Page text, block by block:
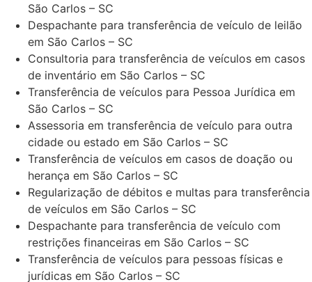
São Carlos – SC
Despachante para transferência de veículo de leilão
em São Carlos – SC
Consultoria para transferência de veículos em casos
de inventário em São Carlos – SC
Transferência de veículos para Pessoa Jurídica em
São Carlos – SC
Assessoria em transferência de veículo para outra
cidade ou estado em São Carlos – SC
Transferência de veículos em casos de doação ou
herança em São Carlos – SC
Regularização de débitos e multas para transferência
de veículos em São Carlos – SC
Despachante para transferência de veículo com
restrições financeiras em São Carlos – SC
Transferência de veículos para pessoas físicas e
jurídicas em São Carlos – SC